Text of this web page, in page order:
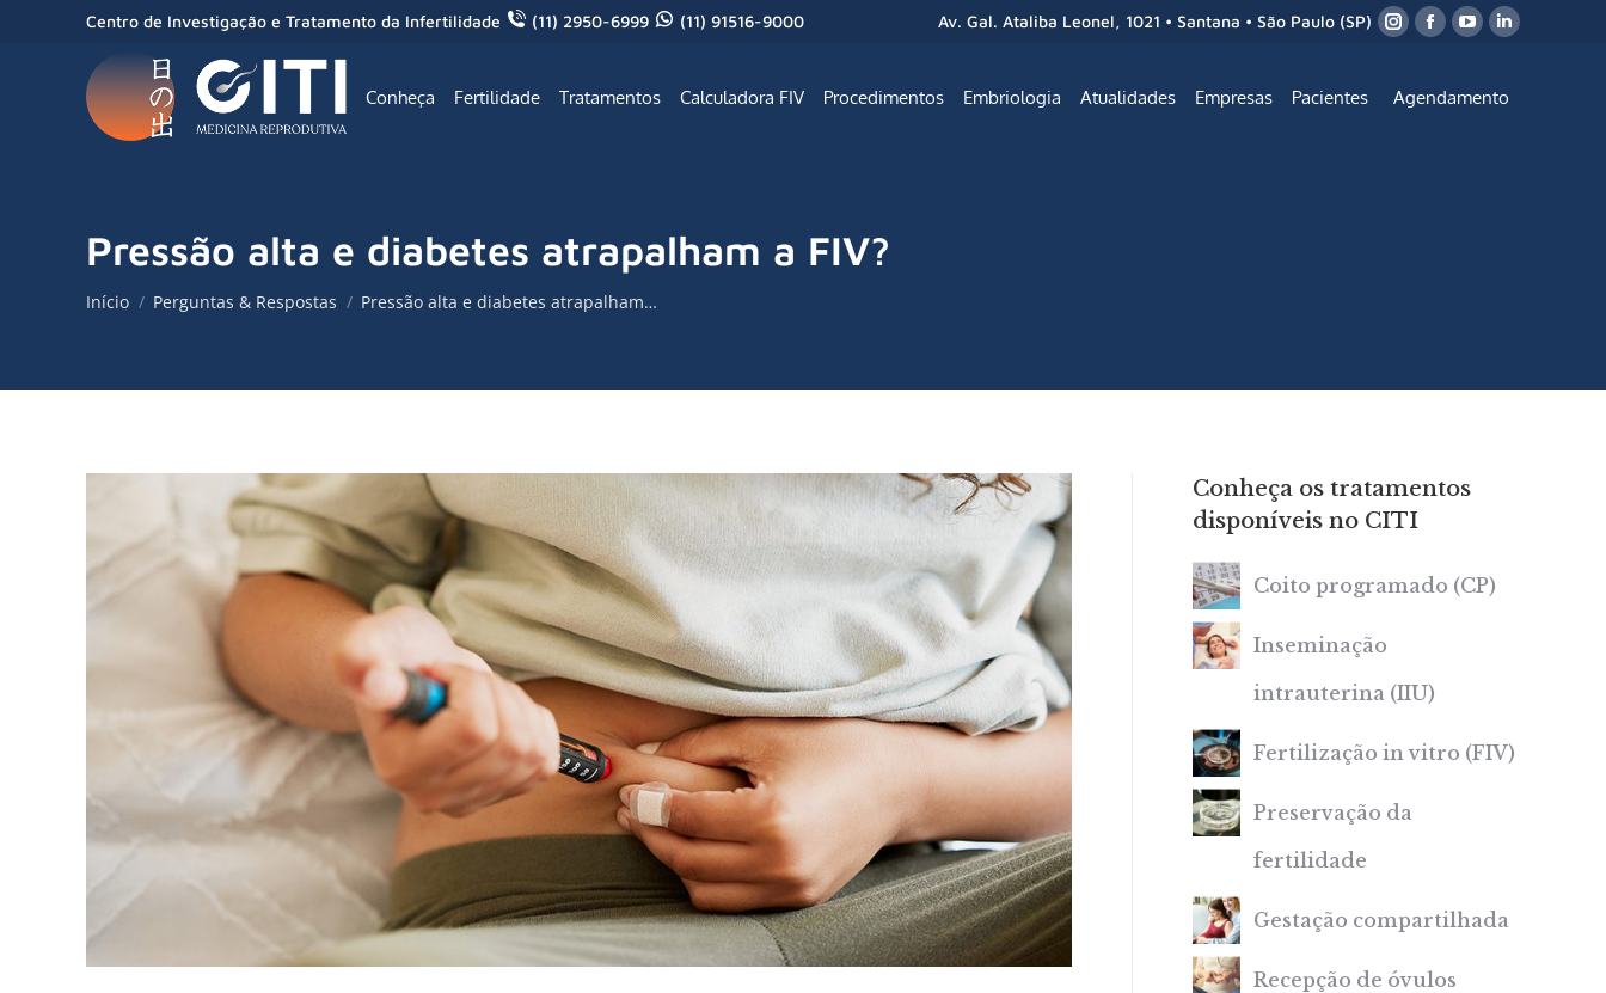
Centro de Investigação e Tratamento da Infertilidade (11) 2950-6999 (11) 91516-9000 Av. Gal. Ataliba Leonel, 1021 • Santana • São Paulo (SP)
Conheça Fertilidade Tratamentos Calculadora FIV Procedimentos Embriologia Atualidades Empresas Pacientes Agendamento
Pressão alta e diabetes atrapalham a FIV?
Você está aqui:
Início Perguntas & Respostas Pressão alta e diabetes atrapalham…
Conheça os tratamentos
disponíveis no CITI
Coito programado (CP)
Inseminação
intrauterina (IIU)
Fertilização in vitro (FIV)
Preservação da
fertilidade
Gestação compartilhada
Recepção de óvulos